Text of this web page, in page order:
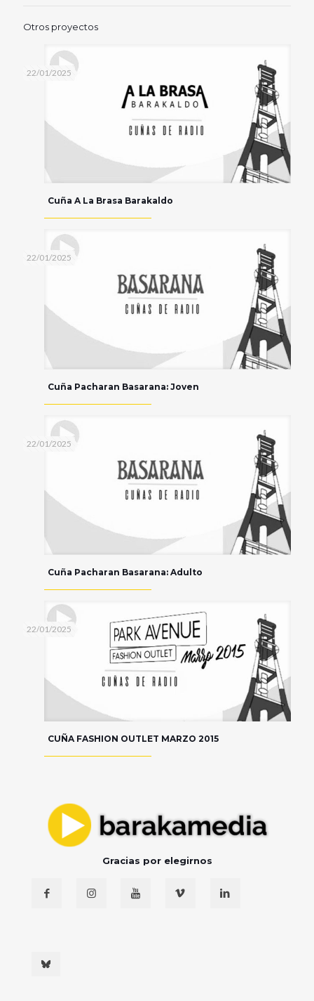
Otros proyectos
22/01/2025
Cuña A La Brasa Barakaldo
22/01/2025
Cuña Pacharan Basarana: Joven
22/01/2025
Cuña Pacharan Basarana: Adulto
22/01/2025
CUÑA FASHION OUTLET MARZO 2015
Gracias por elegirnos